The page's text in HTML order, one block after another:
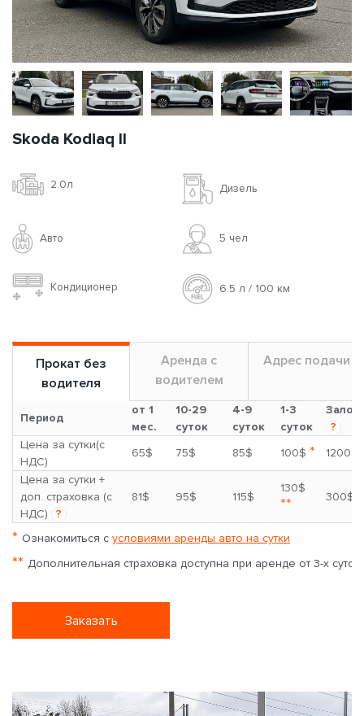
Skoda Kodiaq II
2.0л Дизель
Авто 5 чел
Кондиционер 6.5 л / 100 км
Прокат без
водителя
Аренда с
водителем
Адрес подачи
Период
от 1
мес.
10-29
суток
4-9
суток
1-3
суток
Залог
?
Цена за сутки(с
НДС)
65$ 75$ 85$ 100$ *
1200$
Цена за сутки +
доп. страховка (с
НДС)
?
81$ 95$ 115$
130$
** 300$
* Ознакомиться с условиями аренды авто на сутки
** Дополнительная страховка доступна при аренде от 3-х суток
Заказать